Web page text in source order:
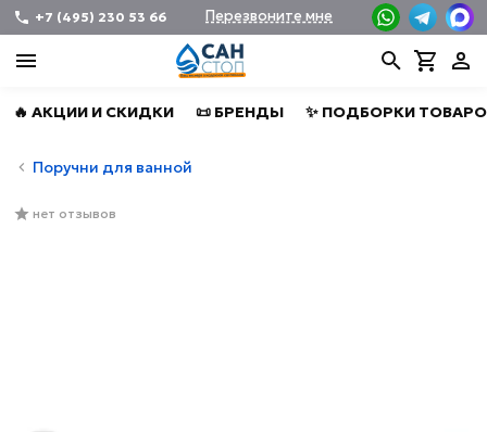
+7 (495) 230 53 66 Перезвоните мне
🔥 АКЦИИ И СКИДКИ 📜 БРЕНДЫ ✨ ПОДБОРКИ
Поручни для ванной
нет отзывов